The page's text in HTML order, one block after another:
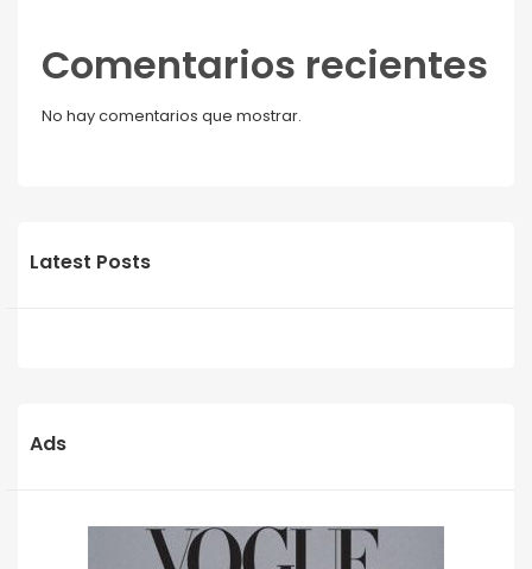
Comentarios recientes
No hay comentarios que mostrar.
Latest Posts
Ads